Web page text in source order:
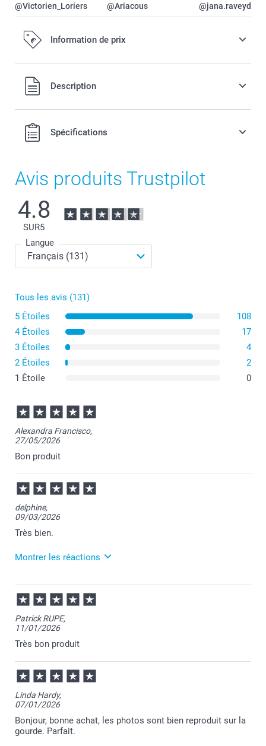
@Victorien_Loriers @Ariacous @jana.raveydts
Information de prix
Tous les prix sont en EURO (€), TVA incluse et hors frais de
port.
Description
Spécifications
Avis produits Trustpilot
4.8
SUR5
Langue
Tous les avis (131)
5 Étoiles
108
4 Étoiles
17
3 Étoiles
4
2 Étoiles
2
1 Étoile
0
Alexandra Francisco,
27/05/2026
Bon produit
delphine,
09/03/2026
Très bien.
Montrer les réactions
10/03/2026
10:25
Merci pour votre commande Delphine et je suis
heureuse d'apprendre votre satisfaction.
Passez une belle journée.
Cordialement,
Florence@smartphoto
Patrick RUPE,
11/01/2026
Très bon produit
Linda Hardy,
07/01/2026
Bonjour, bonne achat, les photos sont bien reproduit sur la
gourde. Parfait.